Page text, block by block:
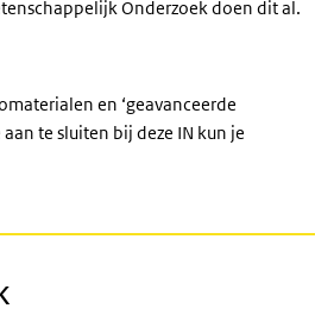
Onderzoek doen dit al.
en ‘geavanceerde
link)
aan te sluiten bij deze IN kun je